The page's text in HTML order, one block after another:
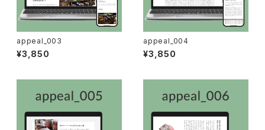
appeal_003
¥3,850
appeal_004
¥3,850